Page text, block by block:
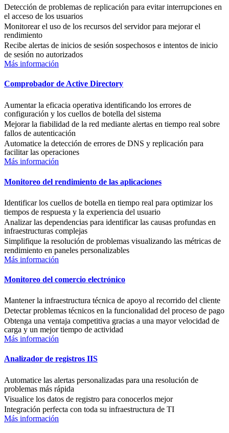
Detección de problemas de replicación para evitar interrupciones en
el acceso de los usuarios
Monitorear el uso de los recursos del servidor para mejorar el
rendimiento
Recibe alertas de inicios de sesión sospechosos e intentos de inicio
de sesión no autorizados
Más información
Comprobador de Active Directory
Aumentar la eficacia operativa identificando los errores de
configuración y los cuellos de botella del sistema
Mejorar la fiabilidad de la red mediante alertas en tiempo real sobre
fallos de autenticación
Automatice la detección de errores de DNS y replicación para
facilitar las operaciones
Más información
Monitoreo del rendimiento de las aplicaciones
Identificar los cuellos de botella en tiempo real para optimizar los
tiempos de respuesta y la experiencia del usuario
Analizar las dependencias para identificar las causas profundas en
infraestructuras complejas
Simplifique la resolución de problemas visualizando las métricas de
rendimiento en paneles personalizables
Más información
Monitoreo del comercio electrónico
Mantener la infraestructura técnica de apoyo al recorrido del cliente
Detectar problemas técnicos en la funcionalidad del proceso de pago
Obtenga una ventaja competitiva gracias a una mayor velocidad de
carga y un mejor tiempo de actividad
Más información
Analizador de registros IIS
Automatice las alertas personalizadas para una resolución de
problemas más rápida
Visualice los datos de registro para conocerlos mejor
Integración perfecta con toda su infraestructura de TI
Más información